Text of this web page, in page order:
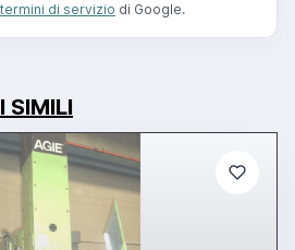
termini di servizio di Google.
SIMILI